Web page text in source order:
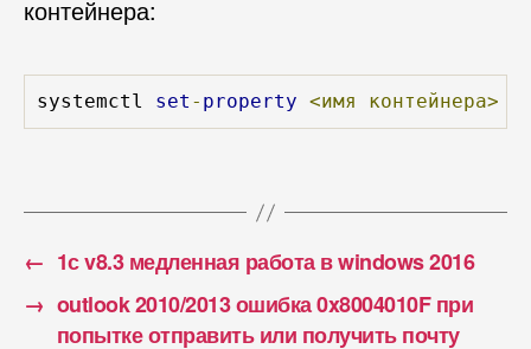
контейнера:
systemctl set - property <имя контейнера>
← 1с v8.3 медленная работа в windows 2016
→ outlook 2010/2013 ошибка 0x8004010F при
попытке отправить или получить почту